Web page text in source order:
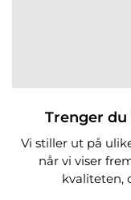
Trenger du
Vi stiller ut på
når vi viser
kvaliteten,